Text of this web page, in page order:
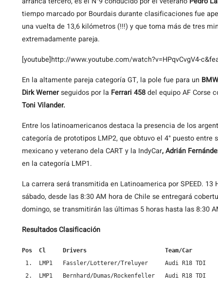
tiempo marcado por Bourdais durante clasificaciones fue
una vuelta de 13,6 kilómetros (!!!) y que toma más de tres
extremadamente pareja.
[youtube]http://www.youtube.com/watch?v=HPqvCvgV4-
En la altamente pareja categoría GT, la pole fue para un
Dirk Wernerseguidos por la Ferrari 458del equipo AF Corse
Toni Vilander.
Entre los latinoamericanos destaca la presencia de los
categoría de prototipos LMP2, que obtuvo el 4° puesto
mexicano y veterano dela CART y la IndyCar, Adrián
en la categoría LMP1.
La carrera será transmitida en Latinoamerica por SPEED.
sábado, desde las 8:30 AM hora de Chile se entregará
domingo, se transmitirán las últimas 5 horas hasta las 8:30
Resultados Clasificación
Pos  Cl     Drivers
1.  LMP1   Fassler/Lotterer/Treluyer     Audi R18 TDI
2.  LMP1   Bernhard/Dumas/Rockenfeller   Audi R18 TDI